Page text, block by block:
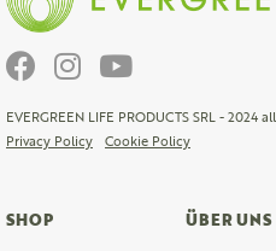
EVERGREEN LIFE PRODUCTS SRL - 2024
Privacy Policy
Cookie Policy
SHOP ÜBER UNS